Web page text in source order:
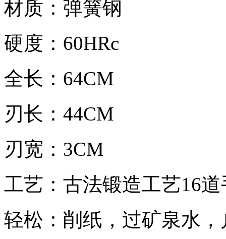
材质：弹簧钢
硬度：60HRc
全长：64CM
刃长：44CM
刃宽：3CM
工艺：古法锻造工艺16
轻松：削纸，过矿泉水